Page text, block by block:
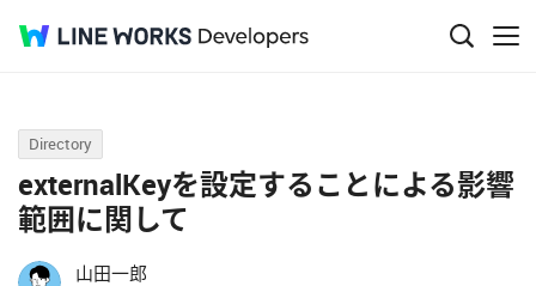
Q&A
Directory
externalKeyを設定することによる影響
範囲に関して
山田一郎